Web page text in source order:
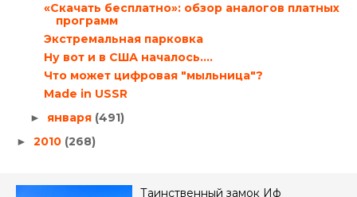
«Скачать бесплатно»: обзор аналогов платных
программ
Экстремальная парковка
Ну вот и в США началось....
Что может цифровая "мыльница"?
Made in USSR
► января (491)
► 2010 (268)
Таинственный замок Иф